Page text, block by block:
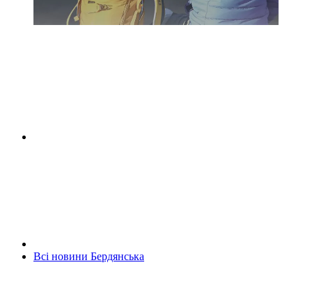
Всі новини Бердянська